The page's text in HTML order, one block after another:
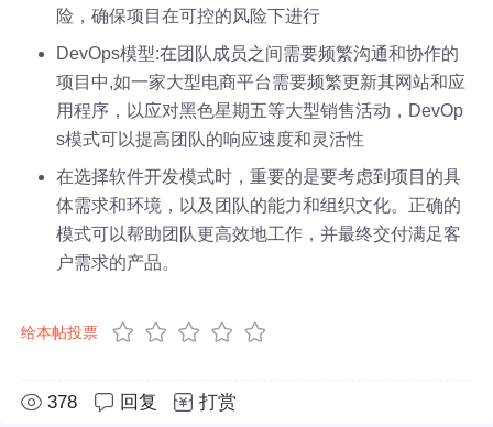
险，确保项目在可控的风险下进行
DevOps模型:在团队成员之间需要频繁沟通和协作的
项目中,如一家大型电商平台需要频繁更新其网站和应
用程序，以应对黑色星期五等大型销售活动，DevOp
s模式可以提高团队的响应速度和灵活性
在选择软件开发模式时，重要的是要考虑到项目的具
体需求和环境，以及团队的能力和组织文化。正确的
模式可以帮助团队更高效地工作，并最终交付满足客
户需求的产品。
给本帖投票
378 回复 打赏